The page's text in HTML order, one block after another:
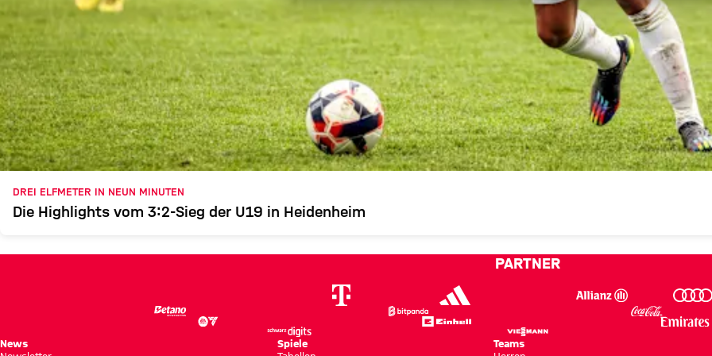
DREI ELFMETER IN NEUN MINUTEN
Die Highlights vom 3:2-Sieg der U19 in Heidenheim
PARTNER
News
Spiele
Teams